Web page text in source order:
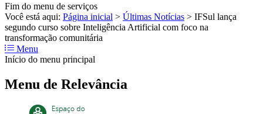
Fim do menu de serviços
Você está aqui: Página inicial > Últimas Notícias > IFSul lança
segundo curso sobre Inteligência Artificial com foco na
transformação comunitária
Menu
Início do menu principal
Menu de Relevância